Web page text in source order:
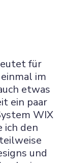
für
im
etwas
ein paar
WIX
ich den
und